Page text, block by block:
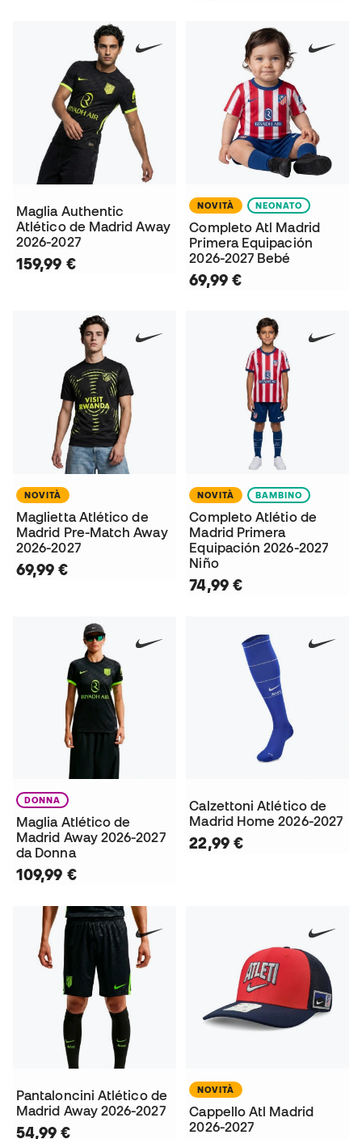
Maglia Authentic
Atlético de Madrid Away
2026-2027
159,99 €
NOVITÀ NEONATO
Completo Atl Madrid
Primera Equipación
2026-2027 Bebé
69,99 €
NOVITÀ
Maglietta Atlético de
Madrid Pre-Match Away
2026-2027
69,99 €
NOVITÀ BAMBINO
Completo Atlétio de
Madrid Primera
Equipación 2026-2027
Niño
74,99 €
DONNA
Maglia Atlético de
Madrid Away 2026-2027
da Donna
109,99 €
Calzettoni Atlético de
Madrid Home 2026-2027
22,99 €
Pantaloncini Atlético de
Madrid Away 2026-2027
54,99 €
NOVITÀ
Cappello Atl Madrid
2026-2027